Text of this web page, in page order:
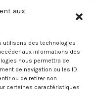
aux
utilisons des technologies
aux informations des
nous permettra de
de navigation ou les ID
ou de retirer son
certaines caractéristiques
Oublié ?